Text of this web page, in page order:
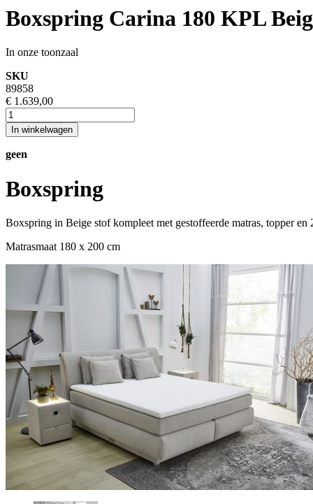
Boxspring Carina 180 KPL
In onze toonzaal
SKU
89858
€ 1.639,00
In winkelwagen
geen
Boxspring
Boxspring in Beige stof kompleet met gestoffeerde matras, topper en
Matrasmaat 180 x 200 cm